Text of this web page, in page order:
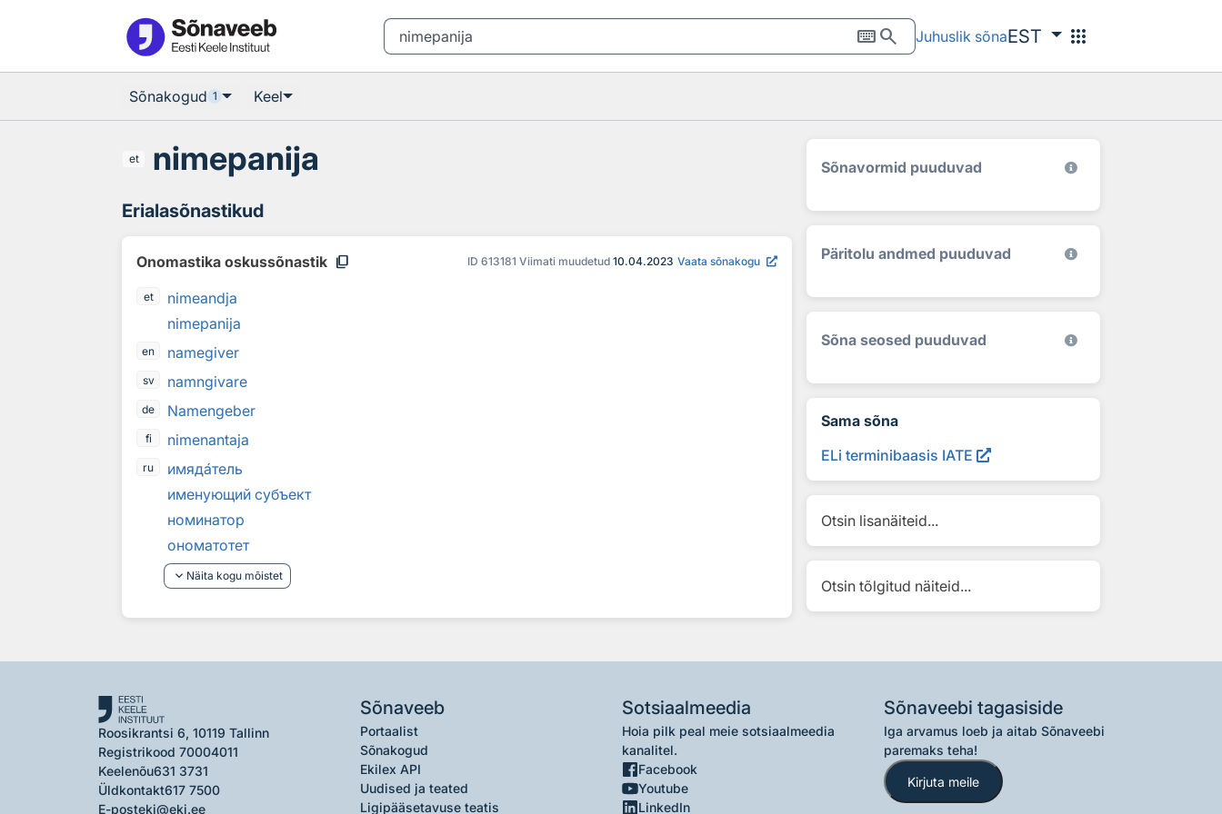
keyboardsearch Juhuslik sõnaEST apps
Sõnakogud 1 Keel
et nimepanija
Erialasõnastikud
Onomastika oskussõnastik content_copy ID 613181 Viimati muudetud 10.04.2023 Vaata sõnakogu
et
nimeandja
nimepanija
en namegiver
sv namngivare
de Namengeber
fi nimenantaja
ru имядатель
именующий субъект
номинатор
ономатотет
keyboard_arrow_down Näita kogu mõistet
Sõnavormid puuduvad
Päritolu andmed puuduvad
Sõna seosed puuduvad
Sama sõna
ELi terminibaasis IATE
Otsin lisanäiteid...
Otsin tõlgitud näiteid...
Roosikrantsi 6, 10119 Tallinn
Registrikood 70004011
Keelenõu631 3731
Üldkontakt617 7500
E-posteki@eki.ee
Sõnaveeb
Portaalist
Sõnakogud
Ekilex API
Uudised ja teated
Ligipääsetavuse teatis
Sotsiaalmeedia
Hoia pilk peal meie sotsiaalmeedia
kanalitel.
Facebook
Youtube
LinkedIn
Sõnaveebi tagasiside
Iga arvamus loeb ja aitab Sõnaveebi
paremaks teha!
Kirjuta meile